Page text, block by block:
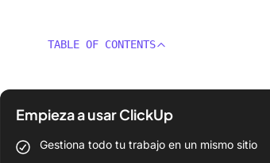
TABLE OF CONTENTS
Empieza a usar ClickUp
Gestiona todo tu trabajo en un mismo sitio